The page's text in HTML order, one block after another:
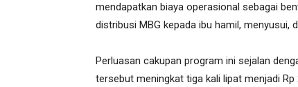
mendapatkan biaya operasional sebagai
distribusi MBG kepada ibu hamil, menyusui,
Perluasan cakupan program ini sejalan
tersebut meningkat tiga kali lipat menjadi